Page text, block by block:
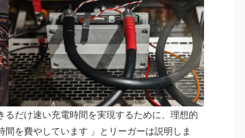
るだけ速い充電時間を実現するために、理想的
を費やしています 」とリーガーは説明しま